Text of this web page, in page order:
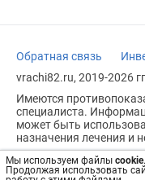
Мы используем файлы cookie.
Продолжая использовать
Обратная связь
vrachi82.ru, 2019-2026
Имеются
специалиста.
может быть
назначения лечения и
Возрастное